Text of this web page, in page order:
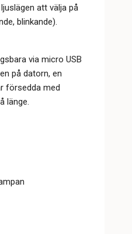
att välja på
blinkande).
via micro USB
på datorn, en
försedda med
länge.